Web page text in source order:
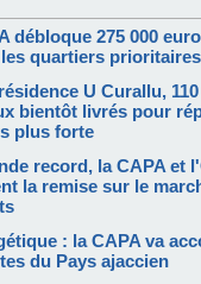
débloque 275 000
quartiers prioritaires
U Curallu,
bientôt livrés pour
plus forte
record, la CAPA et
la remise sur le
: la CAPA va
du Pays ajaccien